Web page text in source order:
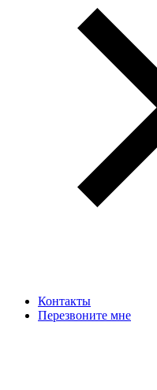
Контакты
Перезвоните мне